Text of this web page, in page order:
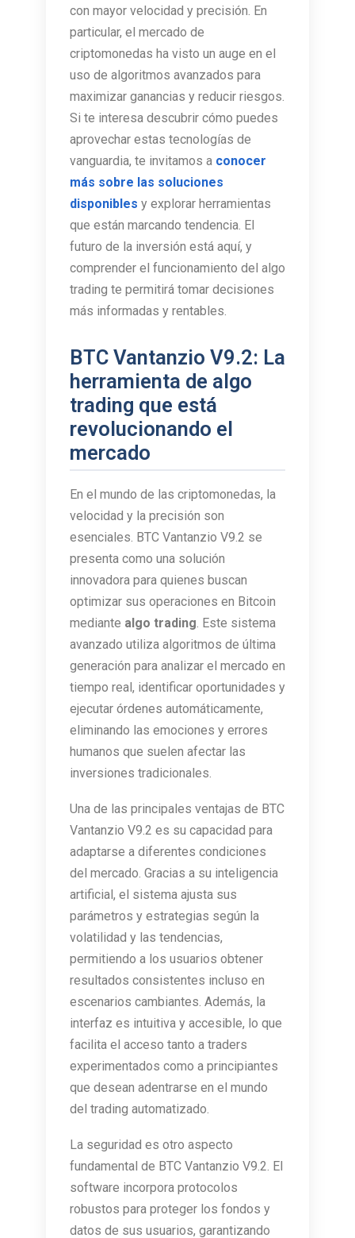
con mayor velocidad y precisión. En
particular, el mercado de
criptomonedas ha visto un auge en el
uso de algoritmos avanzados para
maximizar ganancias y reducir riesgos.
Si te interesa descubrir cómo puedes
aprovechar estas tecnologías de
vanguardia, te invitamos a conocer
más sobre las soluciones
disponibles y explorar herramientas
que están marcando tendencia. El
futuro de la inversión está aquí, y
comprender el funcionamiento del algo
trading te permitirá tomar decisiones
más informadas y rentables.
BTC Vantanzio V9.2: La
herramienta de algo
trading que está
revolucionando el
mercado
En el mundo de las criptomonedas, la
velocidad y la precisión son
esenciales. BTC Vantanzio V9.2 se
presenta como una solución
innovadora para quienes buscan
optimizar sus operaciones en Bitcoin
mediante algo trading. Este sistema
avanzado utiliza algoritmos de última
generación para analizar el mercado en
tiempo real, identificar oportunidades y
ejecutar órdenes automáticamente,
eliminando las emociones y errores
humanos que suelen afectar las
inversiones tradicionales.
Una de las principales ventajas de BTC
Vantanzio V9.2 es su capacidad para
adaptarse a diferentes condiciones
del mercado. Gracias a su inteligencia
artificial, el sistema ajusta sus
parámetros y estrategias según la
volatilidad y las tendencias,
permitiendo a los usuarios obtener
resultados consistentes incluso en
escenarios cambiantes. Además, la
interfaz es intuitiva y accesible, lo que
facilita el acceso tanto a traders
experimentados como a principiantes
que desean adentrarse en el mundo
del trading automatizado.
La seguridad es otro aspecto
fundamental de BTC Vantanzio V9.2. El
software incorpora protocolos
robustos para proteger los fondos y
datos de sus usuarios, garantizando